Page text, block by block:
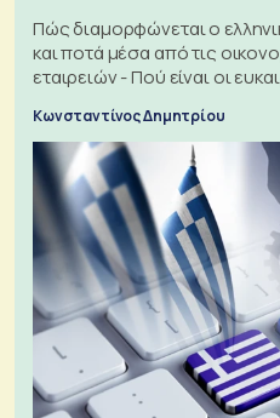
Πώς διαμορφώνεται ο
και ποτά μέσα από τις
εταιρειών - Πού είναι οι
Κωνσταντίνος Δημητρίου